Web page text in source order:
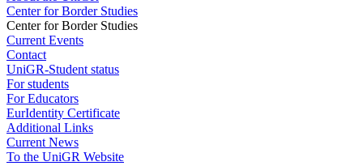
Center for Border Studies
Center for Border Studies
Current Events
Contact
UniGR-Student status
For students
For Educators
EurIdentity Certificate
Additional Links
Current News
To the UniGR Website